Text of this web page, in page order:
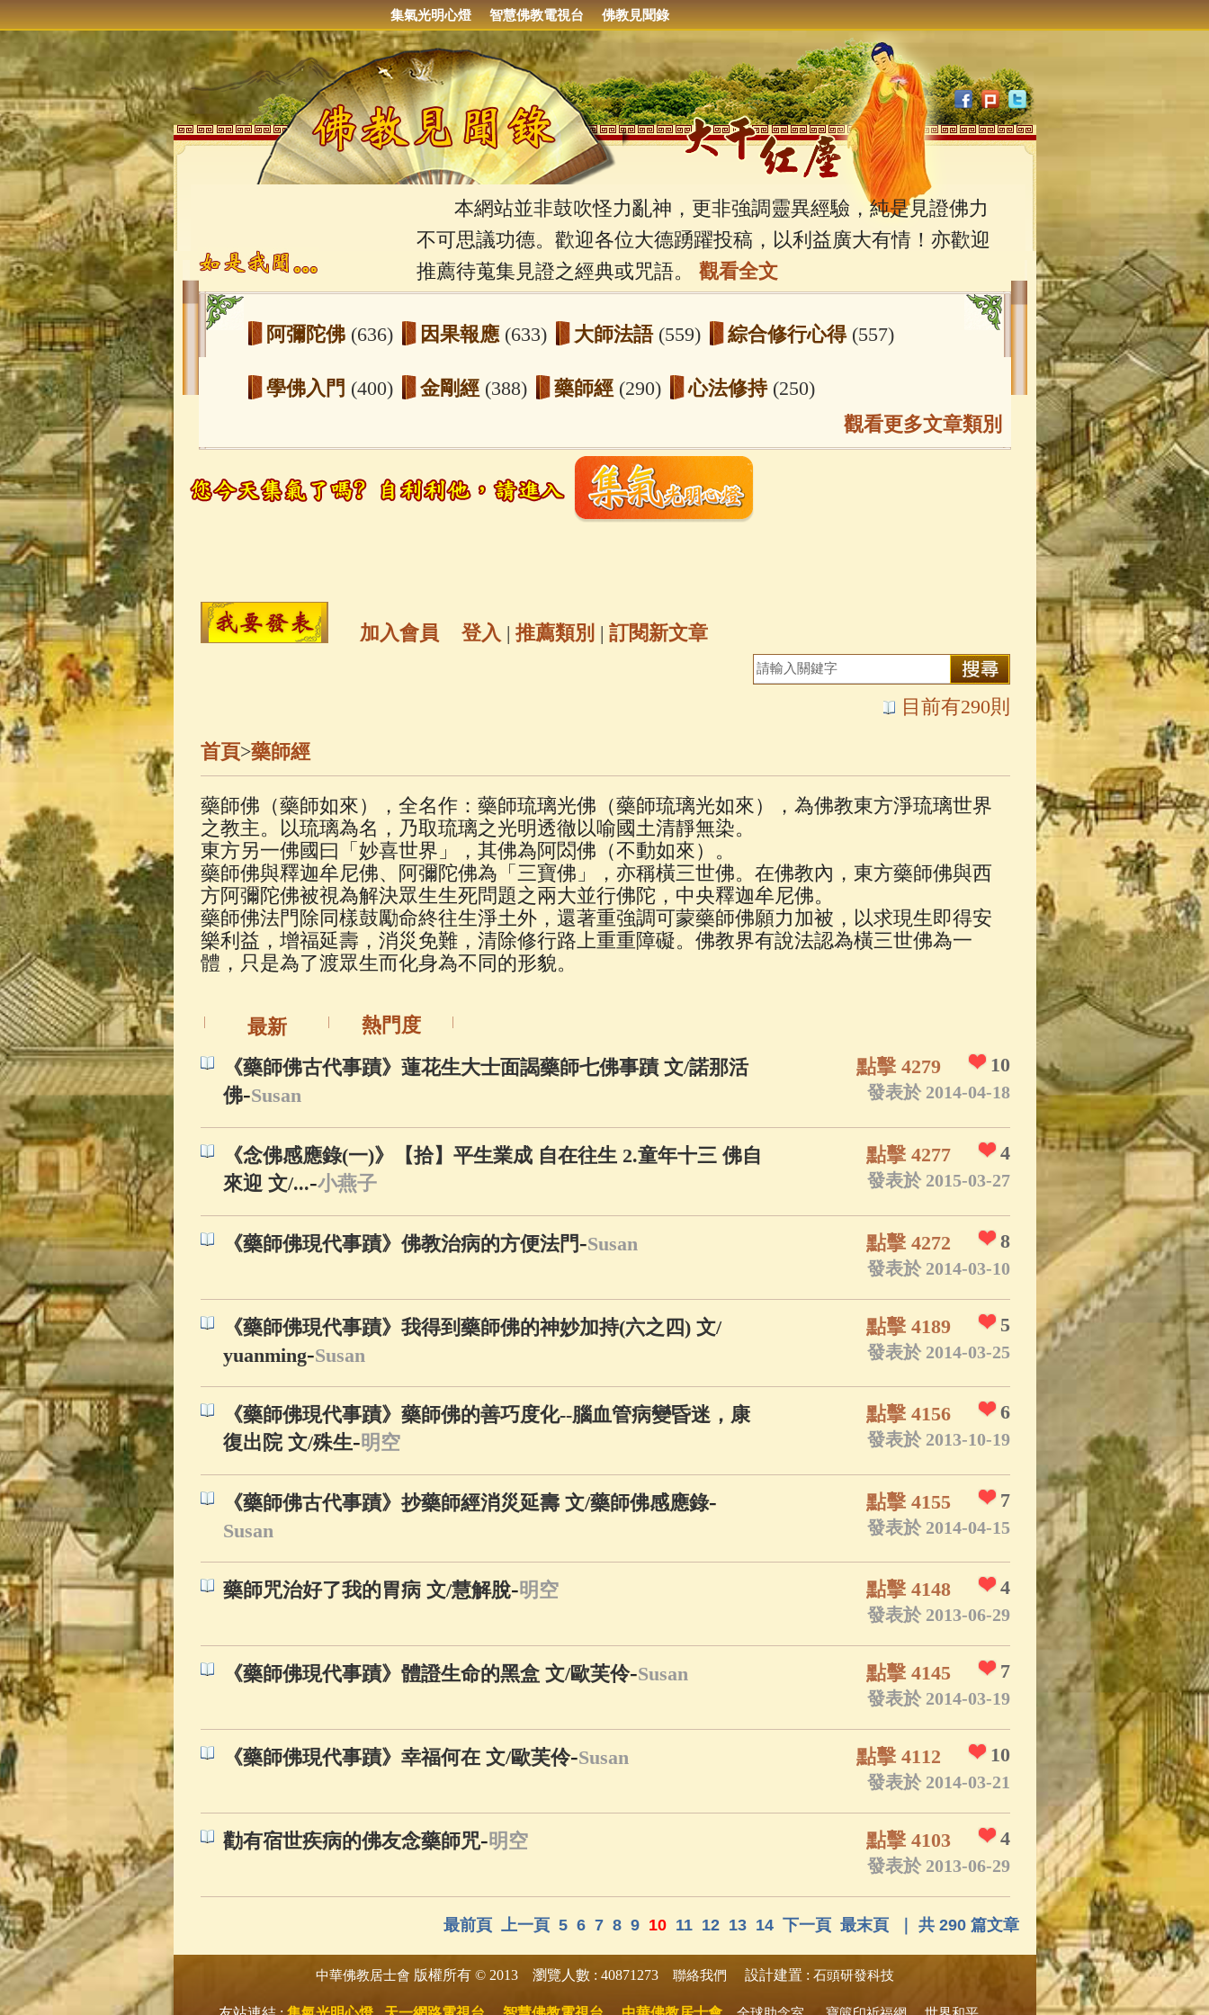
集氣光明心燈 智慧佛教電視台 佛教見聞錄
本網站並非鼓吹怪力亂神，更非強調靈異經驗，純是見證佛力
不可思議功德。歡迎各位大德踴躍投稿，以利益廣大有情！亦歡迎
推薦待蒐集見證之經典或咒語。 觀看全文
阿彌陀佛 (636) 因果報應 (633) 大師法語 (559) 綜合修行心得 (557)
學佛入門 (400) 金剛經 (388) 藥師經 (290) 心法修持 (250)
玉曆寶鈔(236) 地藏經(225) 臨終助念(190) 文殊菩薩(165)
觀世音菩薩 (147) 聖救度佛母(綠度母)(144) 動物念佛往生
金山活佛
六字大明咒(81) 大悲咒(72)
善財童子五十三參
佛典故事(37) 佛說療痔(腫瘤)病經(27) 助念機 App(3)
觀看更多文章類別
加入會員 登入 | 推薦類別 | 訂閱新文章
目前有290則
首頁>藥師經
藥師佛（藥師如來），全名作：藥師琉璃光佛（藥師琉璃光如來），為佛教東方淨琉璃世界
之教主。以琉璃為名，乃取琉璃之光明透徹以喻國土清靜無染。
東方另一佛國曰「妙喜世界」，其佛為阿閦佛（不動如來）。
藥師佛與釋迦牟尼佛、阿彌陀佛為「三寶佛」，亦稱橫三世佛。在佛教內，東方藥師佛與西
方阿彌陀佛被視為解決眾生生死問題之兩大並行佛陀，中央釋迦牟尼佛。
藥師佛法門除同樣鼓勵命終往生淨土外，還著重強調可蒙藥師佛願力加被，以求現生即得安
樂利益，增福延壽，消災免難，清除修行路上重重障礙。佛教界有說法認為橫三世佛為一
體，只是為了渡眾生而化身為不同的形貌。
最新
熱門度
《藥師佛古代事蹟》蓮花生大士面謁藥師七佛事蹟 文/諾那活
佛-Susan
10
點擊 4279
發表於 2014-04-18
《念佛感應錄(一)》【拾】平生業成 自在往生 2.童年十三 佛自
來迎 文/...-小燕子
4
點擊 4277
發表於 2015-03-27
《藥師佛現代事蹟》佛教治病的方便法門-Susan 8
點擊 4272
發表於 2014-03-10
《藥師佛現代事蹟》我得到藥師佛的神妙加持(六之四) 文/
yuanming-Susan
5
點擊 4189
發表於 2014-03-25
《藥師佛現代事蹟》藥師佛的善巧度化--腦血管病變昏迷，康
復出院 文/殊生-明空
6
點擊 4156
發表於 2013-10-19
《藥師佛古代事蹟》抄藥師經消災延壽 文/藥師佛感應錄-
Susan
7
點擊 4155
發表於 2014-04-15
藥師咒治好了我的胃病 文/慧解脫-明空 4
點擊 4148
發表於 2013-06-29
《藥師佛現代事蹟》體證生命的黑盒 文/歐芙伶-Susan 7
點擊 4145
發表於 2014-03-19
《藥師佛現代事蹟》幸福何在 文/歐芙伶-Susan 10
點擊 4112
發表於 2014-03-21
勸有宿世疾病的佛友念藥師咒-明空 4
點擊 4103
發表於 2013-06-29
最前頁 上一頁 5 6 7 8 9 10 11 12 13 14 下一頁 最末頁 ｜ 共 290 篇文章
中華佛教居士會 版權所有 © 2013 瀏覽人數 : 40871273 聯絡我們 設計建置 : 石頭研發科技